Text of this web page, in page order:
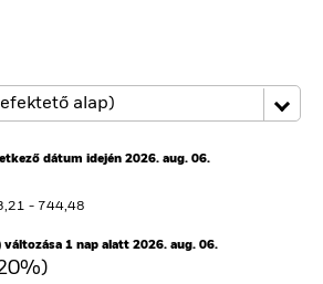
dátum idején 2026. aug. 06.
- 744,48
1 nap alatt 2026. aug. 06.